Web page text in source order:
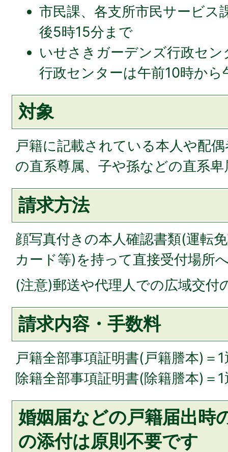
市民課、各支所市民サービス
後5時15分まで
いせさきガーデンズ行政セ
行政センターは午前10時か
対象
戸籍に記載されている本人や配
の直系尊属、子や孫などの直系卑
請求方法
顔写真付きの本人確認書類(運転
カード等)を持って直接受付場所
(注意)郵送や代理人での広域交付
請求内容・手数料
戸籍全部事項証明書(戸籍謄本)＝
除籍全部事項証明書(除籍謄本)＝
婚姻届などの戸籍届出時
の添付は原則不要です